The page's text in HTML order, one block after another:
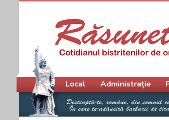
Meniu principal
Local Administrație